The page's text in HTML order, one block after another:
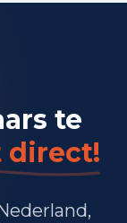
490
360
30
te
direct!